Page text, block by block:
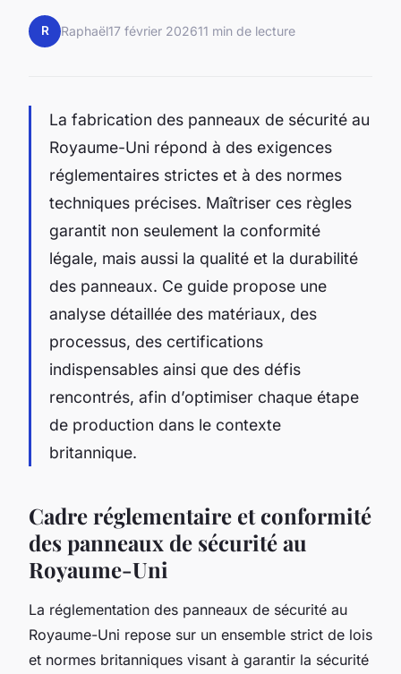
R Raphaël17 février 202611 min de lecture
La fabrication des panneaux de sécurité au
Royaume-Uni répond à des exigences
réglementaires strictes et à des normes
techniques précises. Maîtriser ces règles
garantit non seulement la conformité
légale, mais aussi la qualité et la durabilité
des panneaux. Ce guide propose une
analyse détaillée des matériaux, des
processus, des certifications
indispensables ainsi que des défis
rencontrés, afin d’optimiser chaque étape
de production dans le contexte
britannique.
Cadre réglementaire et conformité
des panneaux de sécurité au
Royaume-Uni
La réglementation des panneaux de sécurité au
Royaume-Uni repose sur un ensemble strict de lois
et normes britanniques visant à garantir la sécurité